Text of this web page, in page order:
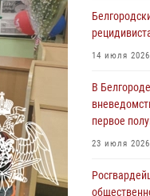
дрона ВСУ в
01 августа
31 июля
началу
14 июля
В
первое
23 июля